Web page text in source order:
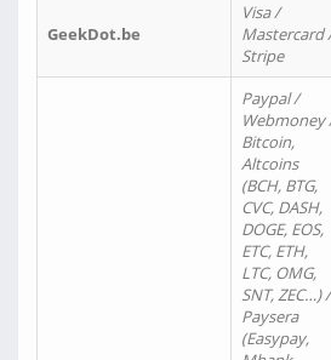
GeekDot.be
Visa /
Mastercard
Stripe
Paypal /
Webmoney
Bitcoin,
Altcoins
(BCH, BTG,
CVC, DASH,
DOGE, EOS,
ETC, ETH,
LTC, OMG,
SNT, ZEC…) /
Paysera
(Easypay,